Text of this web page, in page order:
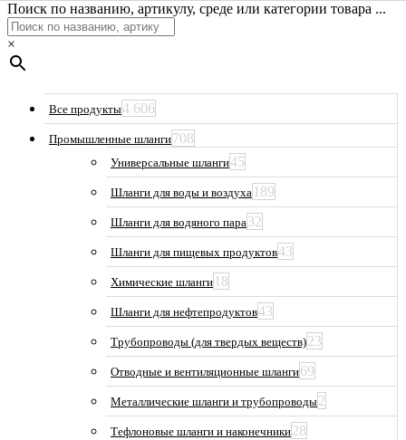
Поиск по названию, артикулу, среде или категории товара ...
×
Все продукты4 606
Промышленные шланги708
Универсальные шланги45
Шланги для воды и воздуха 189
Шланги для водяного пара32
Шланги для пищевых продуктов43
Химические шланги 18
Шланги для нефтепродуктов43
Трубопроводы (для твердых веществ)23
Отводные и вентиляционные шланги69
Металлические шланги и трубопроводы2
Тефлоновые шланги и наконечники28